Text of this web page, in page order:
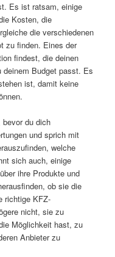
Es ist ratsam, einige
Kosten, die
die verschiedenen
zu finden. Eines der
findest, die deinen
Budget passt. Es
ist, damit keine
bevor du dich
und sprich mit
welche
sich auch, einige
ihre Produkte und
ob sie die
richtige KFZ-
nicht, sie zu
Möglichkeit hast, zu
Anbieter zu